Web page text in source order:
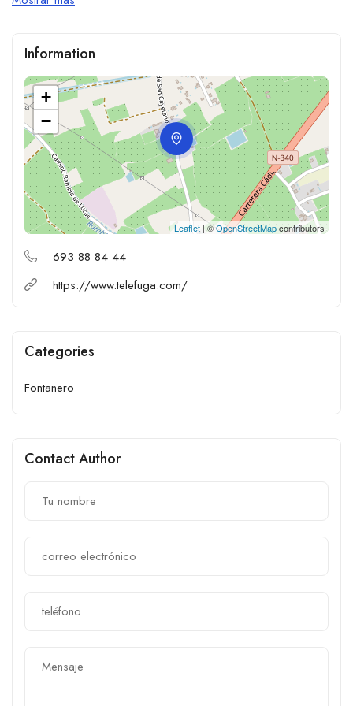
Information
+
−
Leaflet | ©OpenStreetMapcontributors
693 88 84 44
https://www.telefuga.com/
Categories
Fontanero
Contact Author